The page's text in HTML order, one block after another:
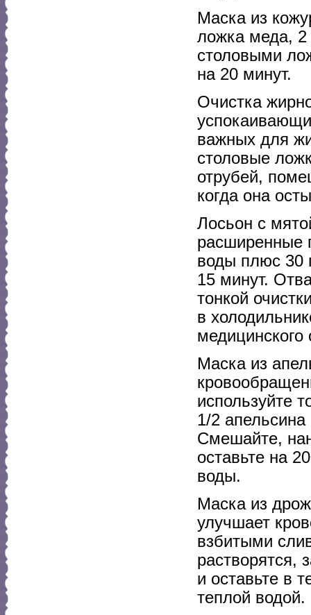
Маска из
ложка меда,
столовыми
на 20 минут.
Очистка
важных для
столовые
отрубей,
когда она
Лосьон с
расширенные
воды плюс 30
15 минут.
тонкой
в
медицинского
Маска из
используйте
1/2
Смешайте,
оставьте на
воды.
Маска из
улучшает
взбитыми
растворятся,
и оставьте в
теплой водой.